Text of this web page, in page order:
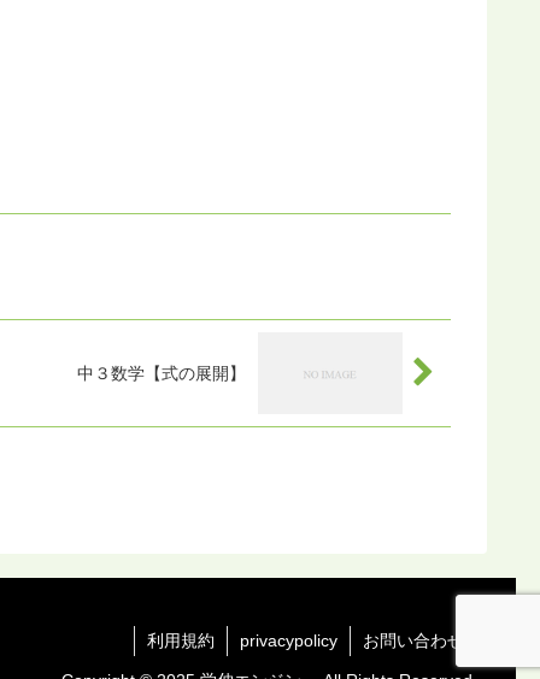
中３数学【式の展開】
利用規約 privacypolicy お問い合わせ